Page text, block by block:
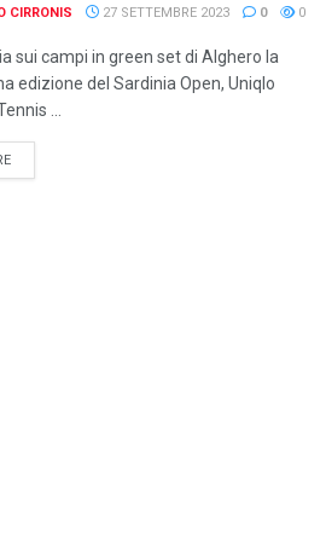
CIRRONIS 27 SETTEMBRE 2023 0 0
sui campi in green set di Alghero la
edizione del Sardinia Open, Uniqlo
...
DETAILS